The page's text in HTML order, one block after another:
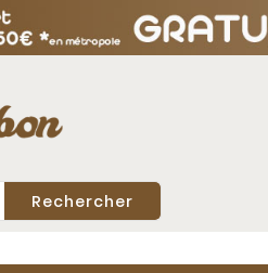
Rechercher